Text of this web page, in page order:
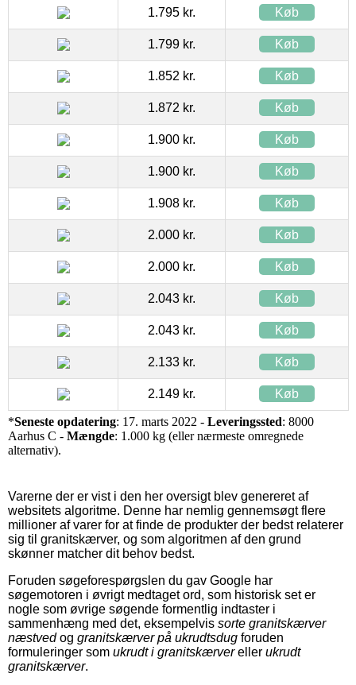
1.795 kr. Køb
1.799 kr. Køb
1.852 kr. Køb
1.872 kr. Køb
1.900 kr. Køb
1.900 kr. Køb
1.908 kr. Køb
2.000 kr. Køb
2.000 kr. Køb
2.043 kr. Køb
2.043 kr. Køb
2.133 kr. Køb
2.149 kr. Køb
*Seneste opdatering: 17. marts 2022 - Leveringssted: 8000
Aarhus C - Mængde: 1.000 kg (eller nærmeste omregnede
alternativ).
Varerne der er vist i den her oversigt blev genereret af
websitets algoritme. Denne har nemlig gennemsøgt flere
millioner af varer for at finde de produkter der bedst relaterer
sig til granitskærver, og som algoritmen af den grund
skønner matcher dit behov bedst.
Foruden søgeforespørgslen du gav Google har
søgemotoren i øvrigt medtaget ord, som historisk set er
nogle som øvrige søgende formentlig indtaster i
sammenhæng med det, eksempelvis sorte granitskærver
næstvedog granitskærver på ukrudtsdug foruden
formuleringer som ukrudt i granitskærvereller ukrudt
granitskærver.